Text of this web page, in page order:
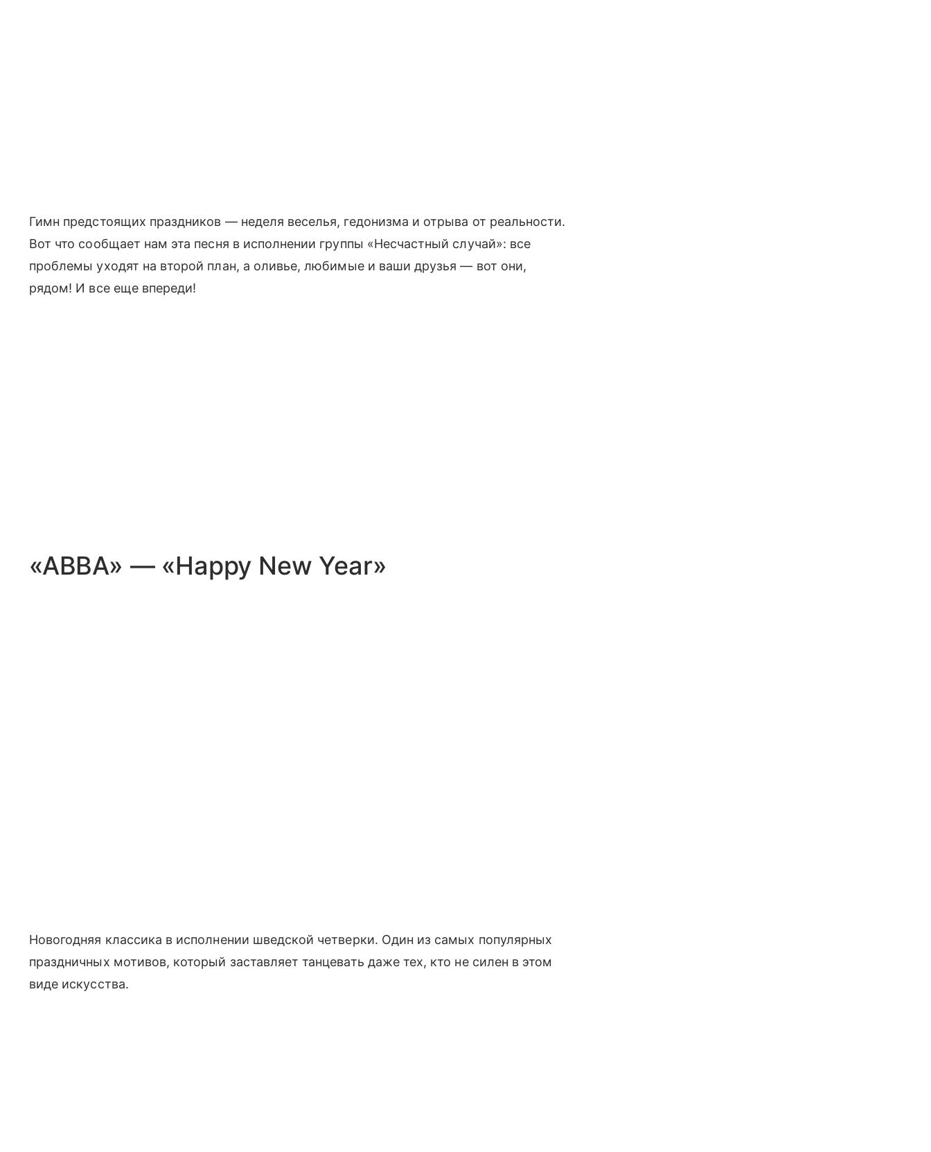
Гимн предстоящих праздников — неделя веселья, гедонизма и отрыва от реальности.
Вот что сообщает нам эта песня в исполнении группы «Несчастный случай»: все
проблемы уходят на второй план, а оливье, любимые и ваши друзья — вот они,
рядом! И все еще впереди!
«ABBA» — «Happy New Year»
Новогодняя классика в исполнении шведской четверки. Один из самых популярных
праздничных мотивов, который заставляет танцевать даже тех, кто не силен в этом
виде искусства.